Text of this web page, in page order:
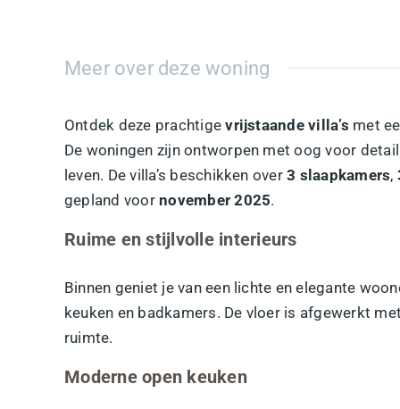
Meer over deze woning
Ontdek deze prachtigevrijstaande villa’s met
De woningen zijn ontworpen met oog voor
leven. De villa’s beschikken over3 slaapkamers,
gepland voornovember 2025.
Ruime en stijlvolle interieurs
Binnen geniet je van een lichte en elegante
keuken en badkamers. De vloer is afgewerkt
ruimte.
Moderne open keuken